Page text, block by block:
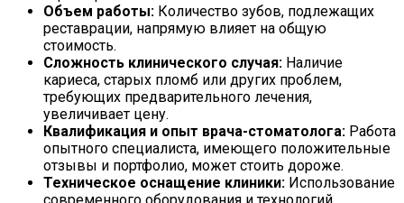
Объем работы: Количество зубов, подлежащих
реставрации, напрямую влияет на общую
стоимость.
Сложность клинического случая: Наличие
кариеса, старых пломб или других проблем,
требующих предварительного лечения,
увеличивает цену.
Квалификация и опыт врача-стоматолога: Работа
опытного специалиста, имеющего положительные
отзывы и портфолио, может стоить дороже.
Техническое оснащение клиники: Использование
современного оборудования и технологий